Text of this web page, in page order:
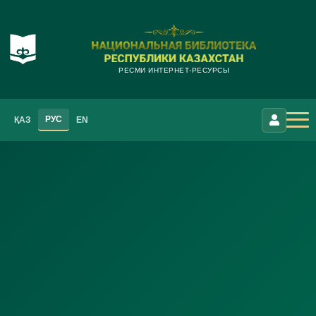
РЕСМИ ИНТЕРНЕТ-РЕСУРСЫ
ҚАЗ РУС EN